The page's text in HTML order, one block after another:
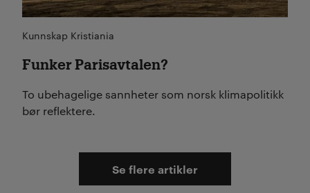
Kunnskap Kristiania
Funker Parisavtalen?
To ubehagelige sannheter som norsk klimapolitikk
bør reflektere.
Se flere artikler